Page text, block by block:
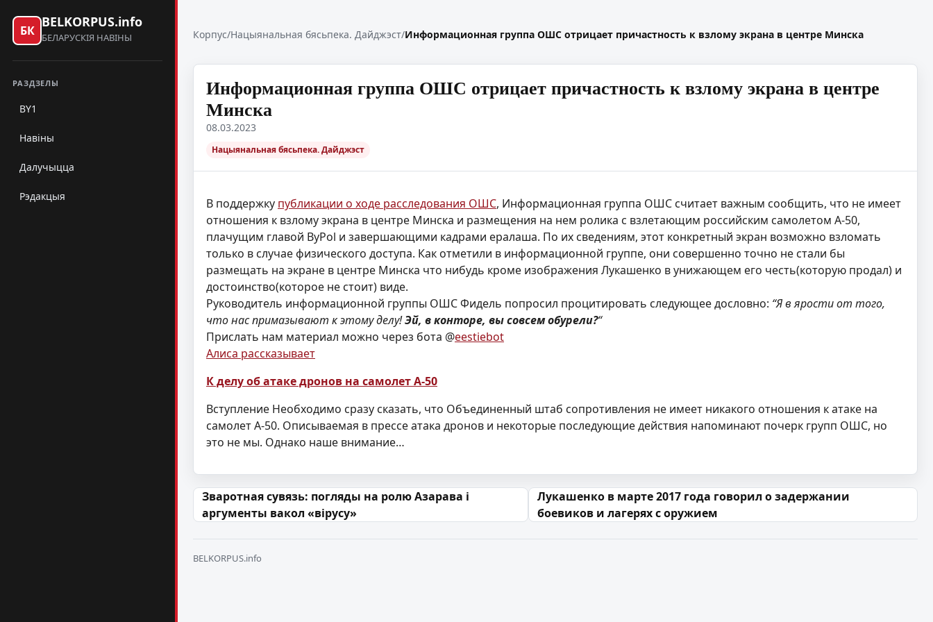
БК
BELKORPUS.info
БЕЛАРУСКІЯ НАВІНЫ
РАЗДЗЕЛЫ
BY1
Навіны
Далучыцца
Рэдакцыя
Корпус/Нацыянальная бясьпека. Дайджэст/Информационная группа ОШС отрицает причастность к взлому экрана в центре Минска
Информационная группа ОШС отрицает причастность к взлому экрана в центре
Минска
08.03.2023
Нацыянальная бясьпека. Дайджэст
В поддержку публикации о ходе расследования ОШС, Информационная группа ОШС считает важным сообщить, что не имеет
отношения к взлому экрана в центре Минска и размещения на нем ролика с взлетающим российским самолетом А-50,
плачущим главой ByPol и завершающими кадрами ералаша. По их сведениям, этот конкретный экран возможно взломать
только в случае физического доступа. Как отметили в информационной группе, они совершенно точно не стали бы
размещать на экране в центре Минска что нибудь кроме изображения Лукашенко в унижающем его честь(которую продал) и
достоинство(которое не стоит) виде.
Руководитель информационной группы ОШС Фидель попросил процитировать следующее дословно: “Я в ярости от того,
что нас примазывают к этому делу!Эй, в конторе, вы совсем обурели?“
Прислать нам материал можно через бота @eestiebot
Алиса рассказывает
К делу об атаке дронов на самолет А-50
Вступление Необходимо сразу сказать, что Объединенный штаб сопротивления не имеет никакого отношения к атаке на
самолет А-50. Описываемая в прессе атака дронов и некоторые последующие действия напоминают почерк групп ОШС, но
это не мы. Однако наше внимание…
Навігацыя па запісах
Зваротная сувязь: погляды на ролю Азарава і
аргументы вакол «вірусу»
Лукашенко в марте 2017 года говорил о задержании
боевиков и лагерях с оружием
BELKORPUS.info